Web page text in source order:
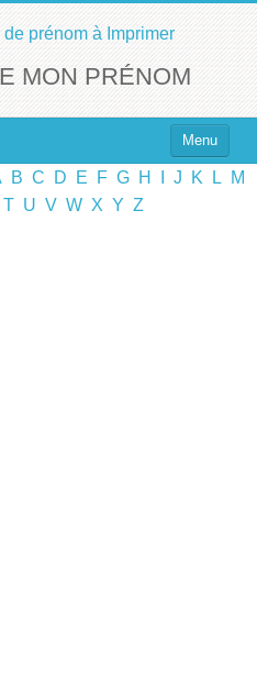
prénom à Imprimer
MON PRÉNOM
Menu
B C D E F G H J K L
M
T U V W X Y Z